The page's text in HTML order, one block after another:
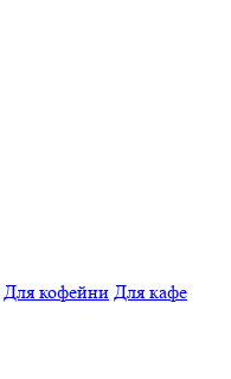
Для кофейни Для кафе